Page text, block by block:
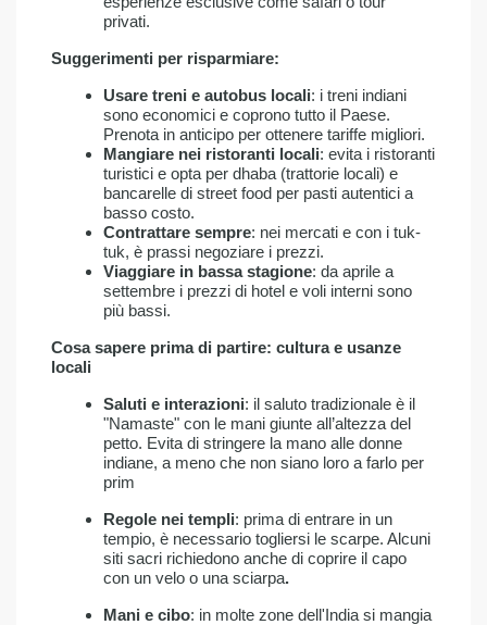
privati.
Suggerimenti per risparmiare:
Usare treni e autobus locali: i treni indiani
sono economici e coprono tutto il Paese.
Prenota in anticipo per ottenere tariffe migliori.
Mangiare nei ristoranti locali: evita i ristoranti
turistici e opta per dhaba (trattorie locali) e
bancarelle di street food per pasti autentici a
basso costo.
Contrattare sempre: nei mercati e con i tuk-
tuk, è prassi negoziare i prezzi.
Viaggiare in bassa stagione: da aprile a
settembre i prezzi di hotel e voli interni sono
più bassi.
Cosa sapere prima di partire: cultura e usanze
locali
Saluti e interazioni: il saluto tradizionale è il
"Namaste" con le mani giunte all’altezza del
petto. Evita di stringere la mano alle donne
indiane, a meno che non siano loro a farlo per
prim
Regole nei templi: prima di entrare in un
tempio, è necessario togliersi le scarpe. Alcuni
siti sacri richiedono anche di coprire il capo
con un velo o una sciarpa.
Mani e cibo: in molte zone dell'India si mangia